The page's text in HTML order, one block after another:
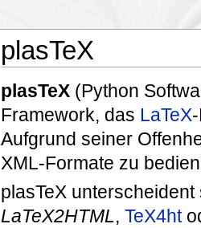
plasTeX
plasTeX(Python
Framework, das LaTeX
Aufgrund seiner
XML-Formate zu
plasTeX
LaTeX2HTML, TeX4ht